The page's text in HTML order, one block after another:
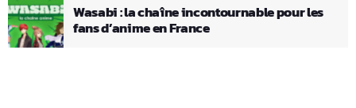
Wasabi : la chaîne incontournable pour les
fans d’anime en France